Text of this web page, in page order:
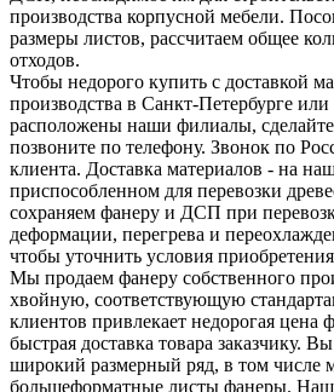
производства корпусной мебели.
размеры листов, рассчитаем общее
отходов.
Чтобы недорого купить с доставкой
производства в Санкт-Петербурге или
расположены наши филиалы, сделайте
позвоните по телефону. Звонок по
клиента. Доставка материалов - на
приспособленном для перевозки
сохраняем фанеру и ДСП при
деформации, перегрева и
чтобы уточнить условия
Мы продаем фанеру собственного
хвойную, соответствующую
клиентов привлекает недорогая
быстрая доставка товара заказчику.
широкий размерный ряд, в том числе
большеформатные листы фанеры.